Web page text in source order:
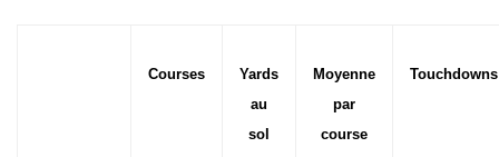
Courses
Yards
au
sol
Moyenne
par
course
Touchdowns